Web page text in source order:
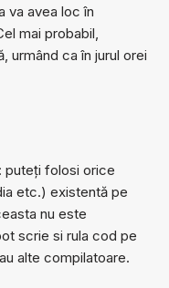
va avea loc în
mai probabil,
urmând ca în jurul orei
puteți folosi orice
etc.) existentă pe
nu este
scrie si rula cod pe
alte compilatoare.